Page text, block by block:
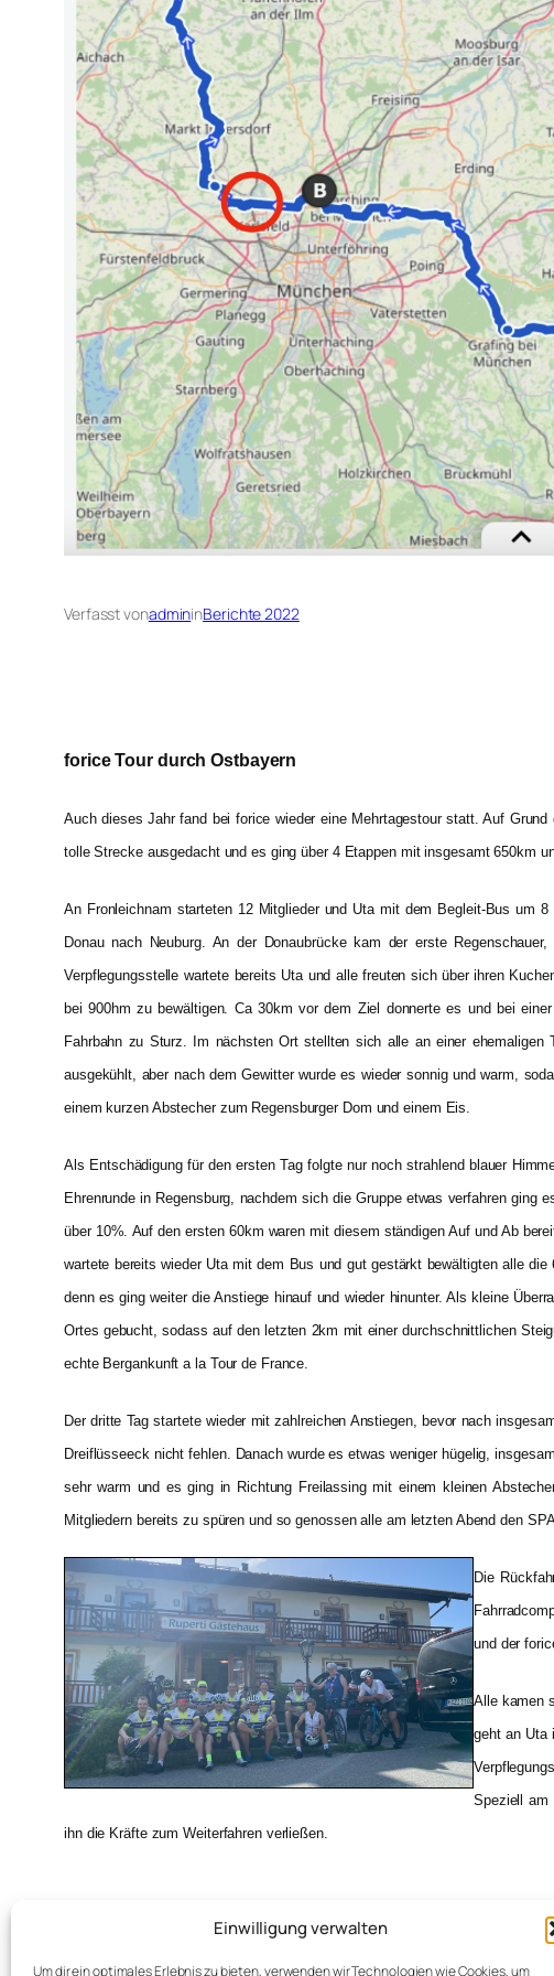
Einwilligung verwalten
Um dir ein optimales Erlebnis zu bieten, verwenden wir Technologien wie Cookies, um
Verfasst vonadmininBerichte 2022
forice Tour durch Ostbayern
Auch dieses Jahr fand bei forice wieder eine Mehrtagestour statt. Auf
tolle Strecke ausgedacht und es ging über 4 Etappen mit insgesamt 650km
An Fronleichnam starteten 12 Mitglieder und Uta mit dem Begleit-Bus um
Donau nach Neuburg. An der Donaubrücke kam der erste
Verpflegungsstelle wartete bereits Uta und alle freuten sich über ihren
bei 900hm zu bewältigen. Ca 30km vor dem Ziel donnerte es und bei
Fahrbahn zu Sturz. Im nächsten Ort stellten sich alle an einer
ausgekühlt, aber nach dem Gewitter wurde es wieder sonnig und warm,
einem kurzen Abstecher zum Regensburger Dom und einem Eis.
Als Entschädigung für den ersten Tag folgte nur noch strahlend blauer
Ehrenrunde in Regensburg, nachdem sich die Gruppe etwas verfahren
über 10%. Auf den ersten 60km waren mit diesem ständigen Auf und Ab
wartete bereits wieder Uta mit dem Bus und gut gestärkt bewältigten alle
denn es ging weiter die Anstiege hinauf und wieder hinunter. Als kleine
Ortes gebucht, sodass auf den letzten 2km mit einer durchschnittlichen
echte Bergankunft a la Tour de France.
Der dritte Tag startete wieder mit zahlreichen Anstiegen, bevor nach
Dreiflüsseeck nicht fehlen. Danach wurde es etwas weniger hügelig,
sehr warm und es ging in Richtung Freilassing mit einem kleinen
Mitgliedern bereits zu spüren und so genossen alle am letzten Abend den
Die
und der
Alle kamen
geht an Uta
Speziell am
ihn die Kräfte zum Weiterfahren verließen.